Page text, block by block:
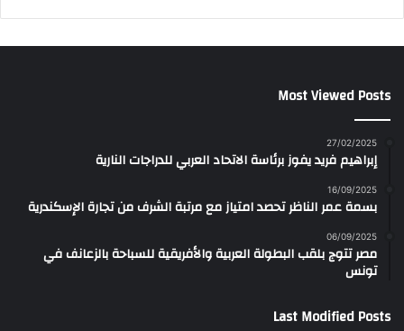
Most Viewed Posts
27/02/2025
إبراهيم فريد يفوز برئاسة الاتحاد العربي للدراجات النارية
16/09/2025
بسمة عمر الناظر تحصد امتياز مع مرتبة الشرف من تجارة الإسكندرية
06/09/2025
مصر تتوج بلقب البطولة العربية والأفريقية للسباحة بالزعانف في
تونس
Last Modified Posts